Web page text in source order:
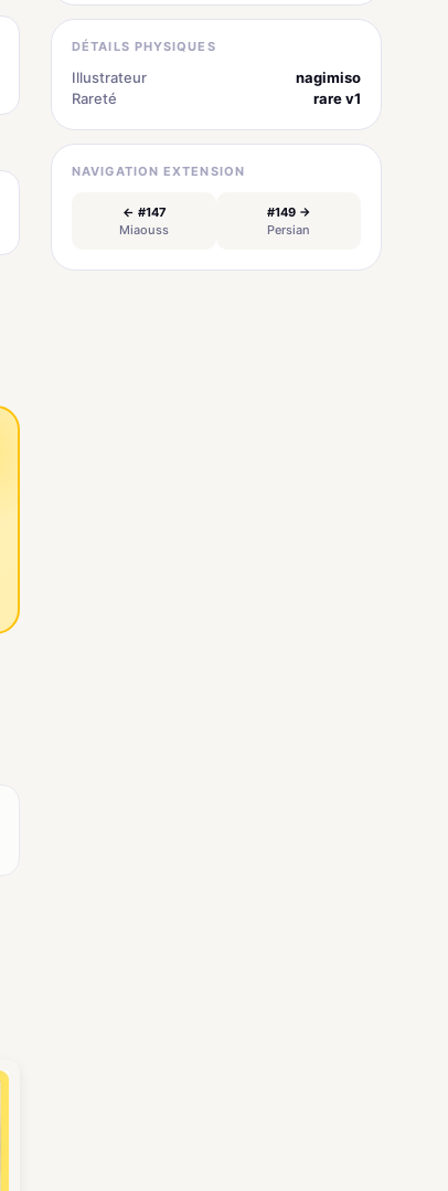
DÉTAILS PHYSIQUES
Illustrateur
nagimiso
Rareté
rare v1
NAVIGATION EXTENSION
← #147
Miaouss
#149 →
Persian